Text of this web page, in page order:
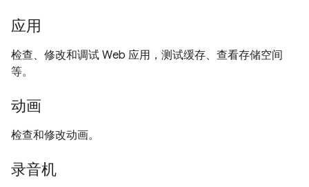
应用
检查、修改和调试 Web 应用，测试缓存、查看存储空间
等。
动画
检查和修改动画。
录音机